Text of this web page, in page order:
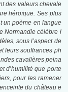
des valeurs chevale
héroïque. Ses plus
un poème en langue
Normandie célèbre l
sous l’aspect de
leurs souffrances ph
cavalières peina
d’humilité que porte
pour les ramener
du château e